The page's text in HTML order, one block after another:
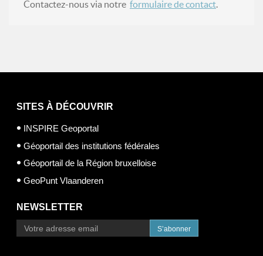
Contactez-nous via notre formulaire de contact.
SITES À DÉCOUVRIR
INSPIRE Geoportal
Géoportail des institutions fédérales
Géoportail de la Région bruxelloise
GeoPunt Vlaanderen
NEWSLETTER
S’abonner